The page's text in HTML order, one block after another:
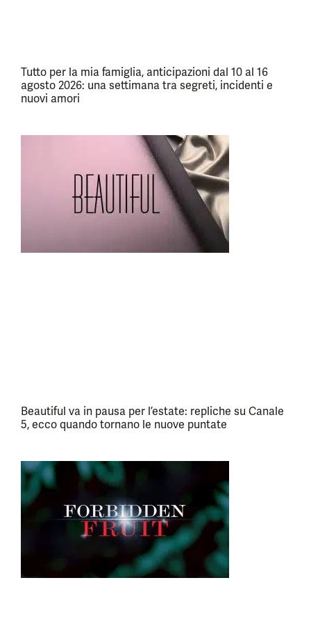
Tutto per la mia famiglia, anticipazioni dal 10 al 16
agosto 2026: una settimana tra segreti, incidenti e
nuovi amori
Beautiful va in pausa per l’estate: repliche su Canale
5, ecco quando tornano le nuove puntate